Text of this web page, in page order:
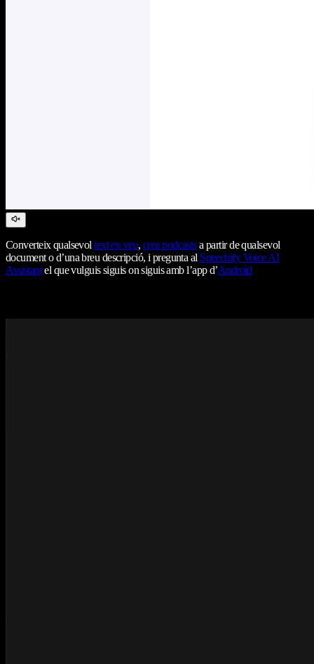
Converteix qualsevoltext en veu, crea podcastsa partir de qualsevol
document o d’una breu descripció, i pregunta al Speechify Voice AI
Assistantel que vulguis siguis on siguis amb l’app d’Android